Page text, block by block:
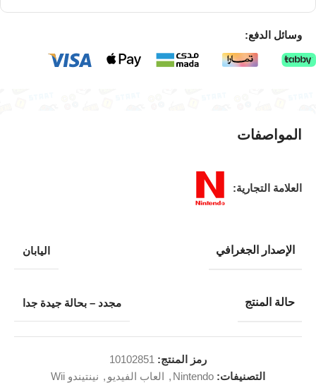
وسائل الدفع:
المواصفات
العلامة التجارية:
الإصدار الجغرافي اليابان
حالة المنتج مجدد – بحالة جيدة جدا
رمز المنتج: 10102851
التصنيفات: Nintendo
, العاب الفيديو , نينتيندو Wii